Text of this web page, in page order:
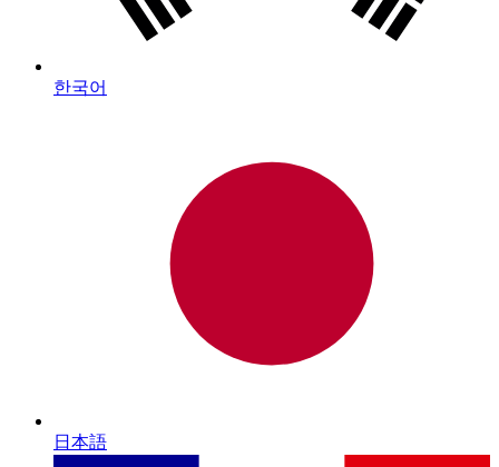
한국어
日本語